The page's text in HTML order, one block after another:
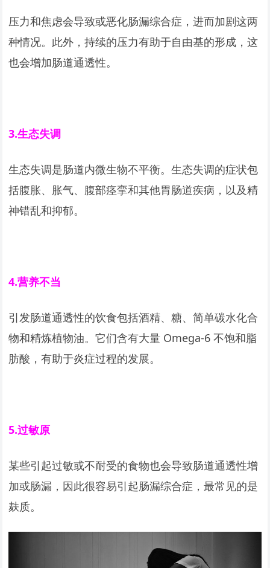
压力和焦虑会导致或恶化肠漏综合症，进而加剧这两
种情况。此外，持续的压力有助于自由基的形成，这
也会增加肠道通透性。
3.生态失调
生态失调是肠道内微生物不平衡。生态失调的症状包
括腹胀、胀气、腹部痉挛和其他胃肠道疾病，以及精
神错乱和抑郁。
4.营养不当
引发肠道通透性的饮食包括酒精、糖、简单碳水化合
物和精炼植物油。它们含有大量 Omega-6 不饱和脂
肪酸，有助于炎症过程的发展。
5.过敏原
某些引起过敏或不耐受的食物也会导致肠道通透性增
加或肠漏，因此很容易引起肠漏综合症，最常见的是
麸质。